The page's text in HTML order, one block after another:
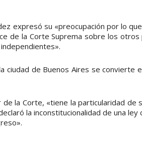
expresó su «preocupación por lo
de la Corte Suprema sobre los
ciudad de Buenos Aires se convierte
la Corte, «tiene la particularidad de
la inconstitucionalidad de una ley